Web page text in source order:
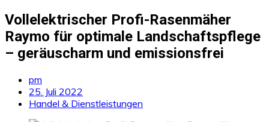
Vollelektrischer Profi-Rasenmäher
Raymo für optimale Landschaftspflege
– geräuscharm und emissionsfrei
pm
25. Juli 2022
Handel & Dienstleistungen